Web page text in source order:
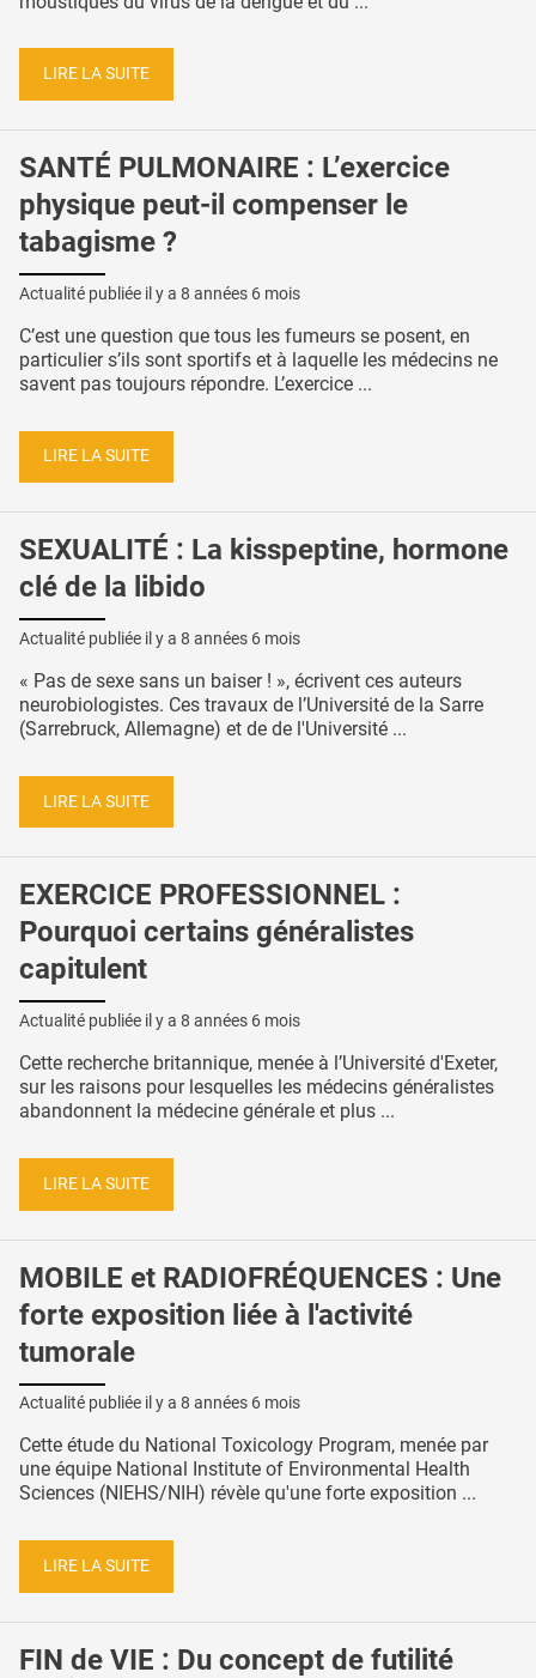
LIRE LA SUITE
SANTÉ PULMONAIRE : L’exercice
physique peut-il compenser le
tabagisme ?
Actualité publiée il y a 8 années 6 mois
C’est une question que tous les fumeurs se posent, en
particulier s’ils sont sportifs et à laquelle les médecins ne
savent pas toujours répondre. L’exercice ...
LIRE LA SUITE
SEXUALITÉ : La kisspeptine, hormone
clé de la libido
Actualité publiée il y a 8 années 6 mois
« Pas de sexe sans un baiser ! », écrivent ces auteurs
neurobiologistes. Ces travaux de l’Université de la Sarre
(Sarrebruck, Allemagne) et de de l'Université ...
LIRE LA SUITE
EXERCICE PROFESSIONNEL :
Pourquoi certains généralistes
capitulent
Actualité publiée il y a 8 années 6 mois
Cette recherche britannique, menée à l’Université d'Exeter,
sur les raisons pour lesquelles les médecins généralistes
abandonnent la médecine générale et plus ...
LIRE LA SUITE
MOBILE et RADIOFRÉQUENCES : Une
forte exposition liée à l'activité
tumorale
Actualité publiée il y a 8 années 6 mois
Cette étude du National Toxicology Program, menée par
une équipe National Institute of Environmental Health
Sciences (NIEHS/NIH) révèle qu'une forte exposition ...
LIRE LA SUITE
FIN de VIE : Du concept de futilité